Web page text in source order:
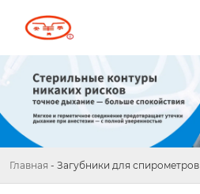
Главная - Загубники для спирометров